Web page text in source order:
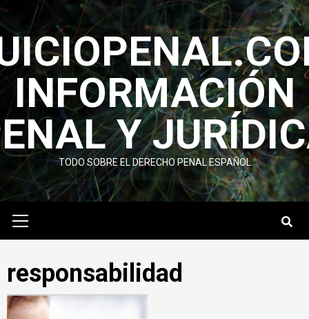
Saltar
al
contenido
INFORMACIÓN
Y
TODO SOBRE EL DERECHO PENAL ESPAÑOL
primario
responsabilidad